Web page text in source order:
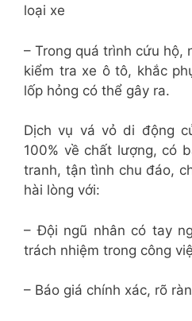
loại xe
– Trong quá trình cứu hộ,
kiểm tra xe ô tô, khắc
lốp hỏng có thể gây ra.
Dịch vụ vá vỏ di động
100% về chất lượng, có
tranh, tận tình chu đáo,
hài lòng với:
– Đội ngũ nhân có tay
trách nhiệm trong công
– Báo giá chính xác, rõ